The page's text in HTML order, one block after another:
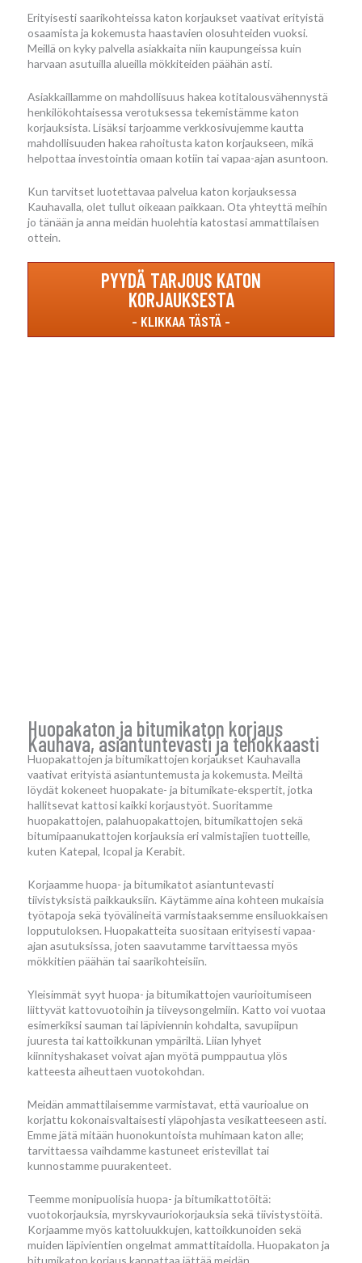
Erityisesti saarikohteissa katon korjaukset vaativat erityistä
osaamista ja kokemusta haastavien olosuhteiden vuoksi.
Meillä on kyky palvella asiakkaita niin kaupungeissa kuin
harvaan asutuilla alueilla mökkiteiden päähän asti.
Asiakkaillamme on mahdollisuus hakea kotitalousvähennystä
henkilökohtaisessa verotuksessa tekemistämme katon
korjauksista. Lisäksi tarjoamme verkkosivujemme kautta
mahdollisuuden hakea rahoitusta katon korjaukseen, mikä
helpottaa investointia omaan kotiin tai vapaa-ajan asuntoon.
Kun tarvitset luotettavaa palvelua katon korjauksessa
Kauhavalla, olet tullut oikeaan paikkaan. Ota yhteyttä meihin
jo tänään ja anna meidän huolehtia katostasi ammattilaisen
ottein.
PYYDÄ TARJOUS KATON
KORJAUKSESTA
Huopakaton ja bitumikaton korjaus
Kauhava, asiantuntevasti ja tehokkaasti
Huopakattojen ja bitumikattojen korjaukset Kauhavalla
vaativat erityistä asiantuntemusta ja kokemusta. Meiltä
löydät kokeneet huopakate- ja bitumikate-ekspertit, jotka
hallitsevat kattosi kaikki korjaustyöt. Suoritamme
huopakattojen, palahuopakattojen, bitumikattojen sekä
bitumipaanukattojen korjauksia eri valmistajien tuotteille,
kuten Katepal, Icopal ja Kerabit.
Korjaamme huopa- ja bitumikatot asiantuntevasti
tiivistyksistä paikkauksiin. Käytämme aina kohteen mukaisia
työtapoja sekä työvälineitä varmistaaksemme ensiluokkaisen
lopputuloksen. Huopakatteita suositaan erityisesti vapaa-
ajan asutuksissa, joten saavutamme tarvittaessa myös
mökkitien päähän tai saarikohteisiin.
Yleisimmät syyt huopa- ja bitumikattojen vaurioitumiseen
liittyvät kattovuotoihin ja tiiveysongelmiin. Katto voi vuotaa
esimerkiksi sauman tai läpiviennin kohdalta, savupiipun
juuresta tai kattoikkunan ympäriltä. Liian lyhyet
kiinnityshakaset voivat ajan myötä pumppautua ylös
katteesta aiheuttaen vuotokohdan.
Meidän ammattilaisemme varmistavat, että vaurioalue on
korjattu kokonaisvaltaisesti yläpohjasta vesikatteeseen asti.
Emme jätä mitään huonokuntoista muhimaan katon alle;
tarvittaessa vaihdamme kastuneet eristevillat tai
kunnostamme puurakenteet.
Teemme monipuolisia huopa- ja bitumikattotöitä:
vuotokorjauksia, myrskyvauriokorjauksia sekä tiivistystöitä.
Korjaamme myös kattoluukkujen, kattoikkunoiden sekä
muiden läpivientien ongelmat ammattitaidolla. Huopakaton ja
bitumikaton korjaus kannattaa jättää meidän